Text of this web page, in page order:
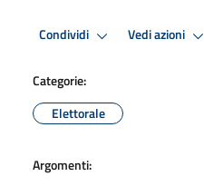
Condividi Vedi azioni
Categorie:
Elettorale
Argomenti: